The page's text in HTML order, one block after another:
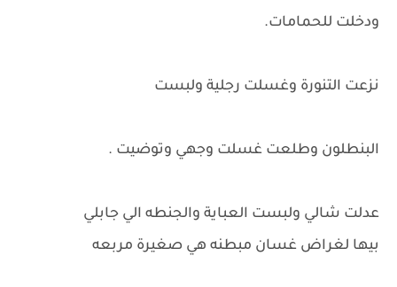
ودخلت للحمامات.
نزعت التنورة وغسلت رجلية ولبست
البنطلون وطلعت غسلت وجهي وتوضيت .
عدلت شالي ولبست العباية والجنطه الي جابلي
بيها لغراض غسان مبطنه هي صغيرة مربعه